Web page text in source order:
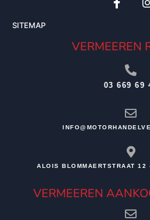
SITEMAP
VERMEEREN
03 669 69
ALOIS BLOMMAERTSTRAAT 12
VERMEEREN